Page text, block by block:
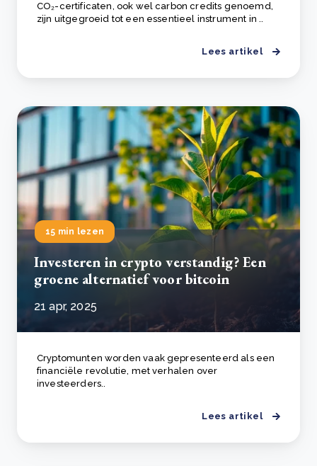
CO₂-certificaten, ook wel carbon credits genoemd,
zijn uitgegroeid tot een essentieel instrument in ..
Lees artikel
15 min lezen
Investeren in crypto verstandig? Een
groene alternatief voor bitcoin
21 apr, 2025
Cryptomunten worden vaak gepresenteerd als een
financiële revolutie, met verhalen over
investeerders..
Lees artikel